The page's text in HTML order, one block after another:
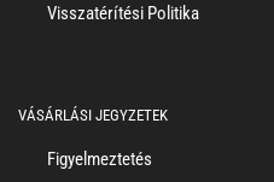
Visszatérítési Politika
VÁSÁRLÁSI JEGYZETEK
Figyelmeztetés